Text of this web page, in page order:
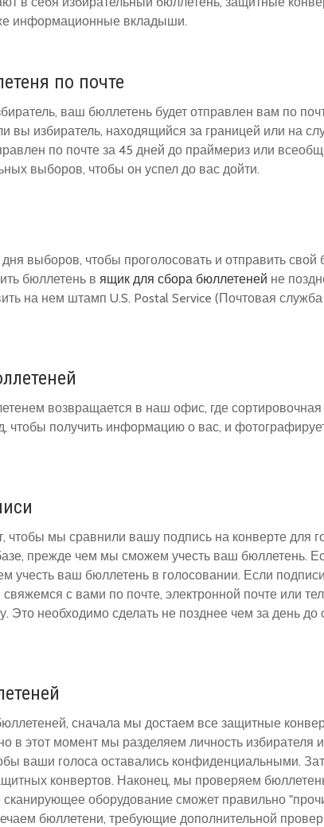
информационные вкладыши.
по почте
ваш бюллетень будет отправлен вам по
вы избиратель, находящийся за границей или на
по почте за 45 дней до праймериз или
выборов, чтобы он успел до вас дойти.
выборов, чтобы проголосовать и отправить свой
бюллетень в ящик для сбора бюллетеней не
на нем штамп U.S. Postal Service (Почтовая
возвращается в наш офис, где
чтобы получить информацию о вас, и
чтобы мы сравнили вашу подпись на конверте для
прежде чем мы сможем учесть ваш бюллетень.
учесть ваш бюллетень в голосовании. Если
свяжемся с вами по почте, электронной почте или
Это необходимо сделать не позднее чем за день до
сначала мы достаем все защитные
в этот момент мы разделяем личность избирателя
ваши голоса оставались конфиденциальными.
конвертов. Наконец, мы проверяем
сканирующее оборудование сможет правильно
бюллетени, требующие дополнительной